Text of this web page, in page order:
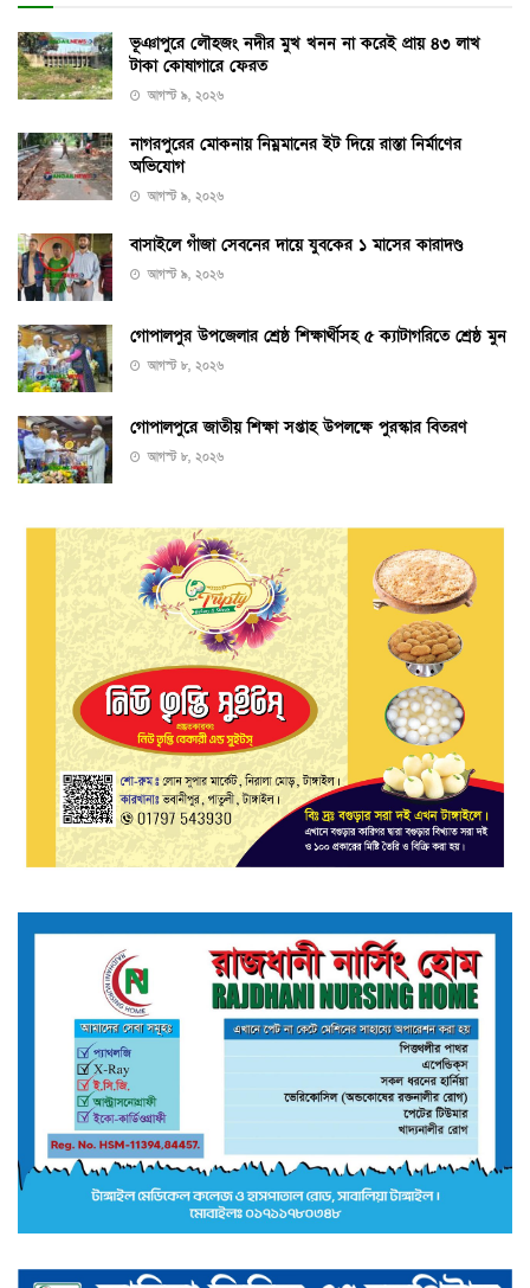
ভূঞাপুরে লৌহজং নদীর মুখ খনন না করেই প্রায় ৪৩ লাখ
টাকা কোষাগারে ফেরত
আগস্ট ৯, ২০২৬
নাগরপুরের মোকনায় নিম্নমানের ইট দিয়ে রাস্তা নির্মাণের
অভিযোগ
আগস্ট ৯, ২০২৬
বাসাইলে গাঁজা সেবনের দায়ে যুবকের ১ মাসের কারাদণ্ড
আগস্ট ৯, ২০২৬
গোপালপুর উপজেলার শ্রেষ্ঠ শিক্ষার্থীসহ ৫ ক্যাটাগরিতে শ্রেষ্ঠ মুন
আগস্ট ৮, ২০২৬
গোপালপুরে জাতীয় শিক্ষা সপ্তাহ উপলক্ষে পুরস্কার বিতরণ
আগস্ট ৮, ২০২৬